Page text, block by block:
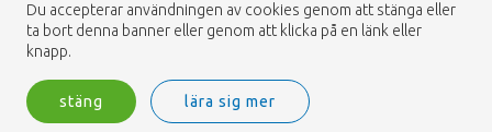
Du accepterar användningen av cookies genom att stänga eller
ta bort denna banner eller genom att klicka på en länk eller
knapp.
stäng lära sig mer